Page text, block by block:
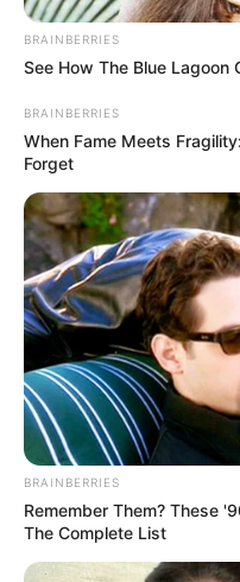
BRAINBERRIES
See How The Blue
BRAINBERRIES
When Fame Meets
Forget
BRAINBERRIES
Remember Them? These
The Complete List